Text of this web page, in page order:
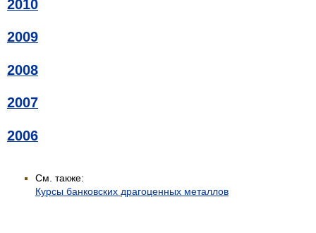
2010
2009
2008
2007
2006
См. также:
Курсы банковских драгоценных металлов